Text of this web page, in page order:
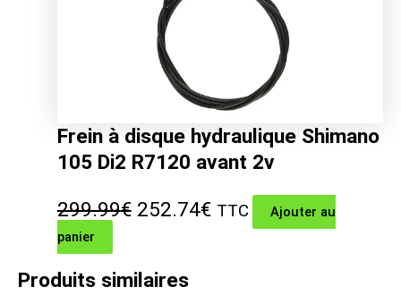
Frein à disque hydraulique Shimano
105 Di2 R7120 avant 2v
299.99€ Le
initial
252.74€Le
TTC
Ajouter au
panier
Produits similaires